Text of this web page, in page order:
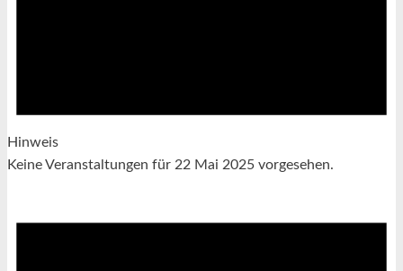
Hinweis
Keine Veranstaltungen für 22 Mai 2025 vorgesehen.